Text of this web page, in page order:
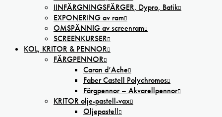
IINFÄRGNINGSFÄRGER, Dypro, Batik
EXPONERING av ram
OMSPÄNNIG av screenram
SCREENKURSER
KOL, KRITOR & PENNOR
FÄRGPENNOR
Caran d’Ache
Faber Castell Polychromos
Färgpennor – Akvarellpennor
KRITOR olje-pastell-vax
Oljepastell